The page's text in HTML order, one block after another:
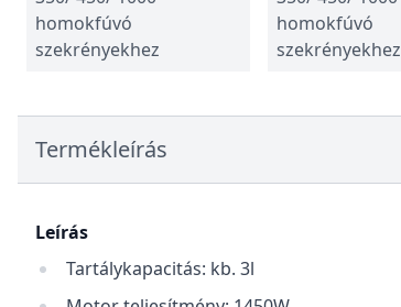
homokfúvó
szekrényekhez
homokfúvó
szekrényekhez
Termékleírás
Leírás
Tartálykapacitás: kb. 3l